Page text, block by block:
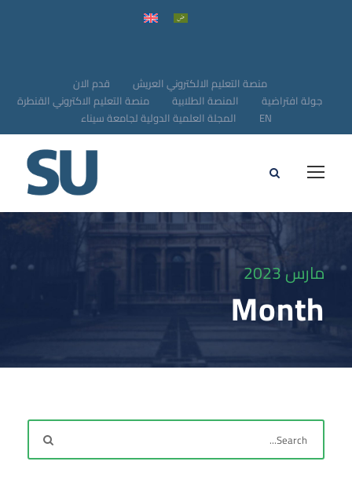
قدم الان
منصة التعليم الالكتروني العريش
منصة التعليم الاكتروني القنطرة
المنصة الطلابية
جولة افتراضية
المجلة العلمية الدولية لجامعة سيناء
EN
مارس 2023
Month